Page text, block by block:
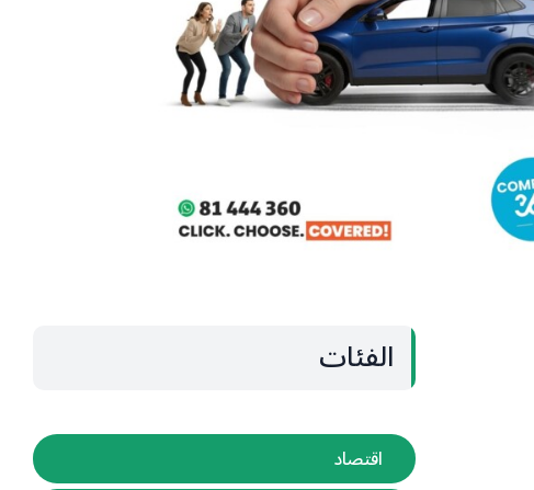
الفئات
اقتصاد